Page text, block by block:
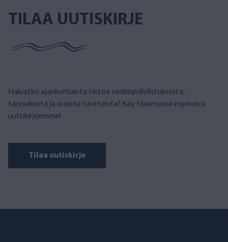
TILAA UUTISKIRJE
Haluatko ajankohtaista tietoa vedenpuhdistuksesta,
tarjouksista ja uusista tuotteista? Käy tilaamassa inspiroiva
uutiskirjeemme!
Tilaa uutiskirje